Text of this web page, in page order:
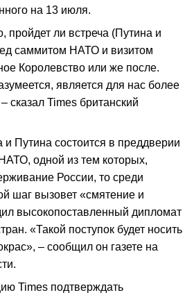
на 13 июля.
пройдет ли встреча (Путина и
саммитом НАТО и визитом
Королевство или же после.
является для нас более
сказал Times британский
Путина состоится в преддверии
одной из тем которых,
России, то среди
шаг вызовет «смятение и
высокопоставленный дипломат
«Такой поступок будет носить
– сообщил он газете на
Times подтверждать